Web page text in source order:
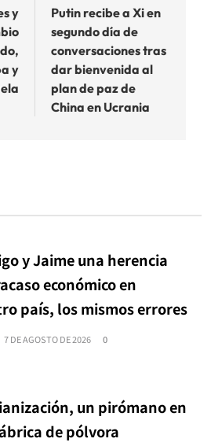
y
y
Putin recibe a Xi en
segundo día de
conversaciones tras
dar bienvenida al
plan de paz de
China en Ucrania
y Jaime una herencia
económico en
país, los mismos errores
7 DE AGOSTO DE 2026 0
un pirómano en
de pólvora